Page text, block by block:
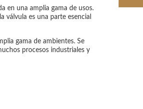
en una amplia gama de usos.
válvula es una parte esencial
gama de ambientes. Se
procesos industriales y